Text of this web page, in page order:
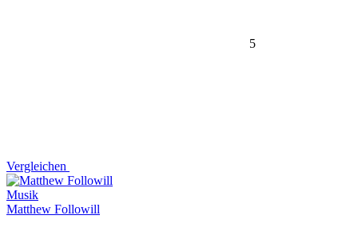
5
Vergleichen
Musik
Matthew Followill